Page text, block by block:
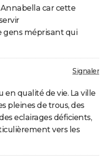
car cette
gens méprisant qui
Signaler
en qualité de vie. La ville
pleines de trous, des
eclairages déficients,
vers les